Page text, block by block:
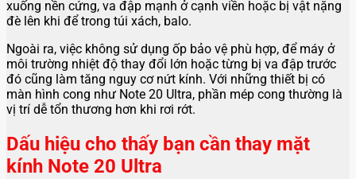
xuống nền cứng, va đập mạnh ở cạnh viền hoặc bị vật nặng
đè lên khi để trong túi xách, balo.
Ngoài ra, việc không sử dụng ốp bảo vệ phù hợp, để máy ở
môi trường nhiệt độ thay đổi lớn hoặc từng bị va đập trước
đó cũng làm tăng nguy cơ nứt kính. Với những thiết bị có
màn hình cong như Note 20 Ultra, phần mép cong thường là
vị trí dễ tổn thương hơn khi rơi rớt.
Dấu hiệu cho thấy bạn cần thay mặt
kính Note 20 Ultra